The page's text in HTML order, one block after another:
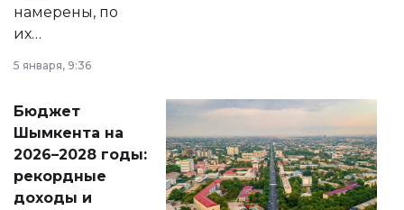
намерены, по
их
принести
народу
Венесуэлы.
5 января, 9:36
Бюджет
Шымкента на
2026–2028 годы:
рекордные
доходы и